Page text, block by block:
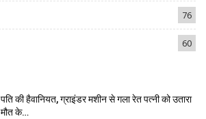
76
60
पति की हैवानियत, ग्राइंडर मशीन से गला रेत पत्नी को उतारा
मौत के…